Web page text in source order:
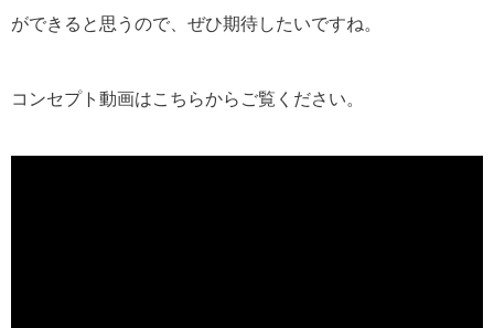
ができると思うので、ぜひ期待したいですね。
コンセプト動画はこちらからご覧ください。